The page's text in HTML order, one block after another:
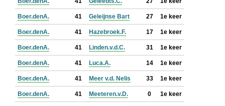
Boer.denA. 41 Geleijnse Bart 27 1e keer
Boer.denA. 41 Hazebroek.F. 17 1e keer
Boer.denA. 41 Linden.v.d.C. 31 1e keer
Boer.denA. 41 Luca.A. 14 1e keer
Boer.denA. 41 Meer v.d. Nelis 33 1e keer
Boer.denA. 41 Meeteren.v.D. 0 1e keer